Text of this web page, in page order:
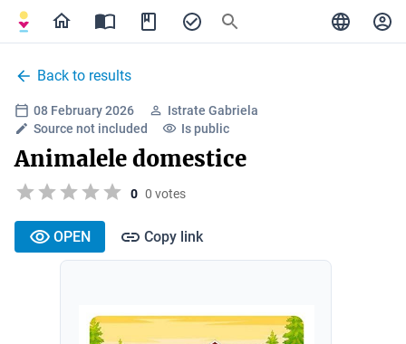
Back to results
08 February 2026
Istrate Gabriela
Source not included
Is public
Animalele domestice
0 0 votes
OPEN Copy link